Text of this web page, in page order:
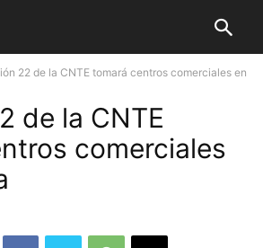
22 de la CNTE tomará centros comerciales en
de la CNTE
comerciales